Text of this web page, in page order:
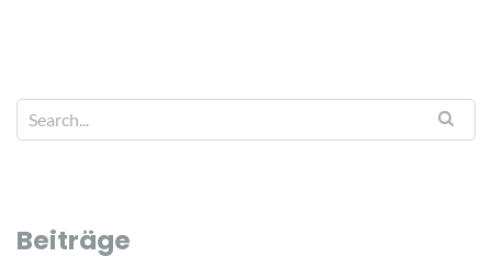
Beiträge